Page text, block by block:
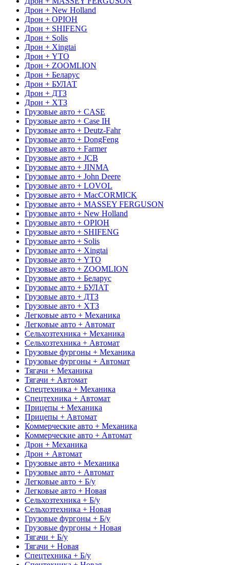
Дрон + New Holland
Дрон + OРІОН
Дрон + SHIFENG
Дрон + Solis
Дрон + Xingtai
Дрон + YTO
Дрон + ZOOMLION
Дрон + Беларус
Дрон + БУЛАТ
Дрон + ДТЗ
Дрон + ХТЗ
Грузовые авто + CASE
Грузовые авто + Case IH
Грузовые авто + Deutz-Fahr
Грузовые авто + DongFeng
Грузовые авто + Farmer
Грузовые авто + JCB
Грузовые авто + JINMA
Грузовые авто + John Deere
Грузовые авто + LOVOL
Грузовые авто + MacCORMICK
Грузовые авто + MASSEY FERGUSON
Грузовые авто + New Holland
Грузовые авто + OРІОН
Грузовые авто + SHIFENG
Грузовые авто + Solis
Грузовые авто + Xingtai
Грузовые авто + YTO
Грузовые авто + ZOOMLION
Грузовые авто + Беларус
Грузовые авто + БУЛАТ
Грузовые авто + ДТЗ
Грузовые авто + ХТЗ
Легковые авто + Механика
Легковые авто + Автомат
Сельхозтехника + Механика
Сельхозтехника + Автомат
Грузовые фургоны + Механика
Грузовые фургоны + Автомат
Тягачи + Механика
Тягачи + Автомат
Спецтехника + Механика
Спецтехника + Автомат
Прицепы + Механика
Прицепы + Автомат
Коммерческие авто + Механика
Коммерческие авто + Автомат
Дрон + Механика
Дрон + Автомат
Грузовые авто + Механика
Грузовые авто + Автомат
Легковые авто + Б/у
Легковые авто + Новая
Сельхозтехника + Б/у
Сельхозтехника + Новая
Грузовые фургоны + Б/у
Грузовые фургоны + Новая
Тягачи + Б/у
Тягачи + Новая
Спецтехника + Б/у